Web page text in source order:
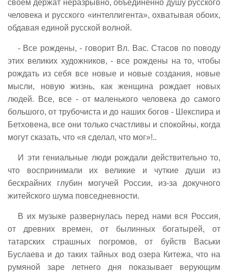
своем держат неразрывно, объединенно душу русского
человека и русского «интеллигента», охватывая обоих,
обдавая единой русской волной.
- Все рождены, - говорит Вл. Вас. Стасов по поводу
этих великих художников, - все рождены на то, чтобы
рождать из себя все новые и новые создания, новые
мысли, новую жизнь, как женщина рождает новых
людей. Все, все - от маленького человека до самого
большого, от трубочиста и до наших богов - Шекспира и
Бетховена, все они только счастливы и спокойны, когда
могут сказать, что «я сделал, что мог»!..
И эти гениальные люди рождали действительно то,
что воспринимали их великие и чуткие души из
бескрайних глубин могучей России, из-за докучного
житейского шума повседневности.
В их музыке развернулась перед нами вся Россия,
от древних времен, от былинных богатырей, от
татарских страшных погромов, от буйств Васьки
Буслаева и до таких тайных вод озера Китежа, что на
румяной заре летнего дня показывает верующим